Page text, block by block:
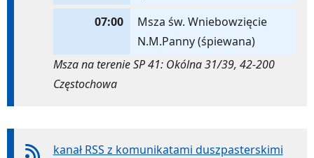
07:00
Msza św. Wniebowzięcie
N.M.Panny (śpiewana)
Msza na terenie SP 41: Okólna 31/39, 42-200
Częstochowa
kanał RSS z komunikatami duszpasterskimi